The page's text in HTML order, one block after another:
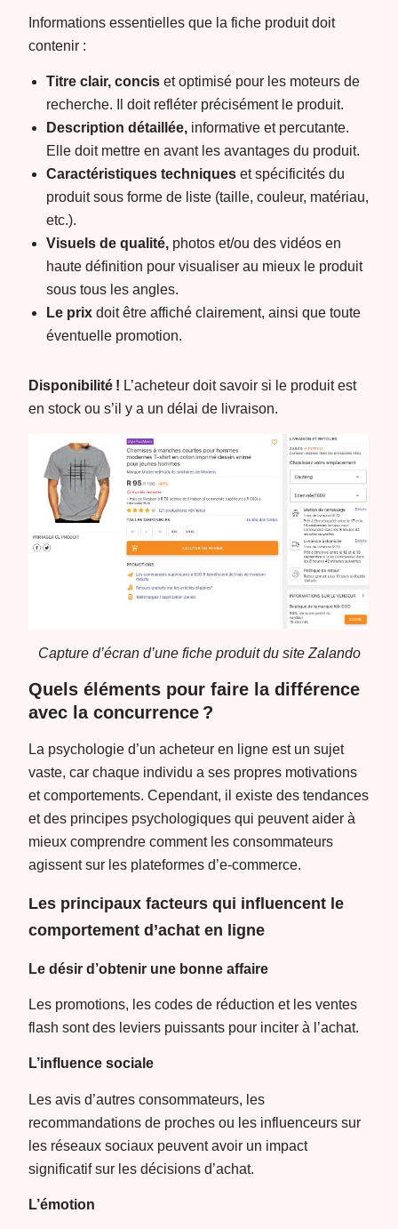
Informations essentielles que la fiche produit doit
contenir :
Titre clair, concis et optimisé pour les moteurs de
recherche. Il doit refléter précisément le produit.
Description détaillée, informative et percutante.
Elle doit mettre en avant les avantages du produit.
Caractéristiques techniques et spécificités du
produit sous forme de liste (taille, couleur, matériau,
etc.).
Visuels de qualité, photos et/ou des vidéos en
haute définition pour visualiser au mieux le produit
sous tous les angles.
Le prix doit être affiché clairement, ainsi que toute
éventuelle promotion.
Disponibilité ! L’acheteur doit savoir si le produit est
en stock ou s’il y a un délai de livraison.
Capture d’écran d’une fiche produit du site Zalando
Quels éléments pour faire la différence
avec la concurrence ?
La psychologie d’un acheteur en ligne est un sujet
vaste, car chaque individu a ses propres motivations
et comportements. Cependant, il existe des tendances
et des principes psychologiques qui peuvent aider à
mieux comprendre comment les consommateurs
agissent sur les plateformes d’e-commerce.
Les principaux facteurs qui influencent le
comportement d’achat en ligne
Le désir d’obtenir une bonne affaire
Les promotions, les codes de réduction et les ventes
flash sont des leviers puissants pour inciter à l’achat.
L’influence sociale
Les avis d’autres consommateurs, les
recommandations de proches ou les influenceurs sur
les réseaux sociaux peuvent avoir un impact
significatif sur les décisions d’achat.
L’émotion